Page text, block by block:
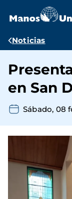
contenido
Ruta
Noticias
en San
Sábado, 08